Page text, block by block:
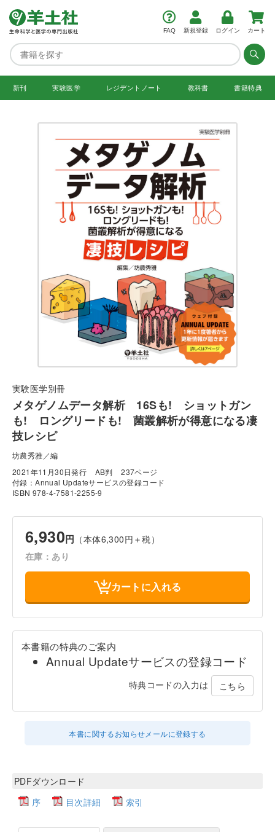
FAQ 新規登録 ログイン カート
新刊 実験医学 レジデント ノート 教科書 書籍特典
実験医学別冊
メタゲノムデータ解析 16Sも! ショットガン
も! ロングリードも! 菌叢解析が得意になる凄
技レシピ
坊農秀雅／編
2021年11月30日発行
AB判
237ページ
付録：Annual Updateサービスの登録コード
ISBN 978-4-7581-2255-9
6,930円 （本体6,300円＋税）
在庫：あり
カートに入れる
本書籍の特典のご案内
Annual Updateサービスの登録コード
特典コードの入力は こちら
本書に関するお知らせメールに登録する
PDFダウンロード
序
目次詳細 索引